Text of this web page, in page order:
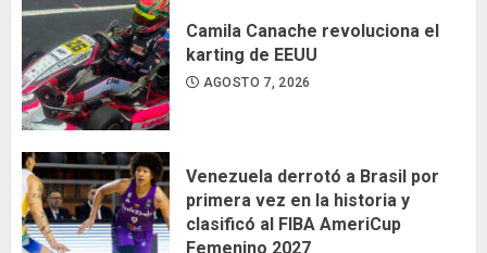
Camila Canache revoluciona el
karting de EEUU
AGOSTO 7, 2026
Venezuela derrotó a Brasil por
primera vez en la historia y
clasificó al FIBA AmeriCup
Femenino 2027